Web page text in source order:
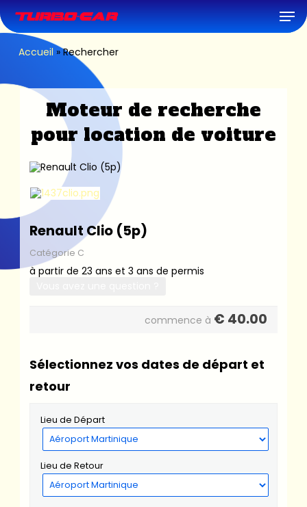
to
main
content
Accueil »Rechercher
Moteur de recherche
pour location de voiture
Renault Clio (5p)
Catégorie C
à partir de 23 ans et 3 ans de permis
commence à € 40.00
Sélectionnez vos dates de départ et
retour
Lieu de Départ
Lieu de Retour